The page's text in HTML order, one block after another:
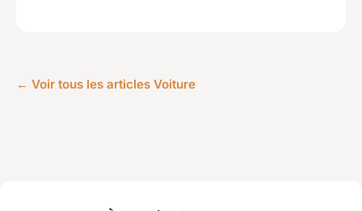
← Voir tous les articles Voiture